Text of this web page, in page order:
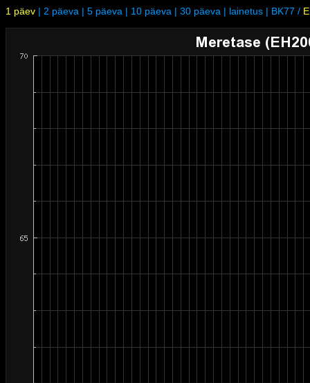
1 päev | 2 päeva | 5 päeva | 10 päeva | 30 päeva | lainetus | BK77 /